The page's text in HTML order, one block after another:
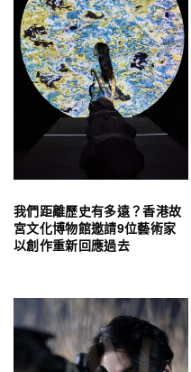
我們距離歷史有多遠？香港故
宮文化博物館邀請9位藝術家
以創作重新回應過去